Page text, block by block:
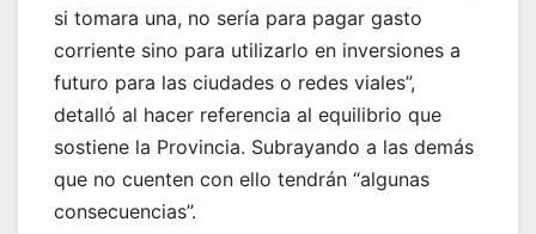
si tomara una, no sería para pagar gasto
corriente sino para utilizarlo en inversiones a
futuro para las ciudades o redes viales”,
detalló al hacer referencia al equilibrio que
sostiene la Provincia. Subrayando a las demás
que no cuenten con ello tendrán “algunas
consecuencias”.